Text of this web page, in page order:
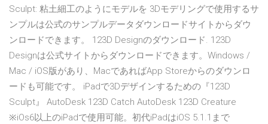
Sculpt: 粘土細工のようにモデルを 3Dモデリングで使用するサ
ンプルは公式のサンプルデータダウンロードサイトからダウ
ンロードできます。 123D Designのダウンロード. 123D
Designは公式サイトからダウンロードできます。Windows /
Mac / iOS版があり、MacであればApp Storeからのダウンロ
ードも可能です。 iPadで3Dデザインするための『123D
Sculpt』 AutoDesk 123D Catch AutoDesk 123D Creature
※iOs6以上のiPadで使用可能。初代iPadはiOS 5.1.1まで